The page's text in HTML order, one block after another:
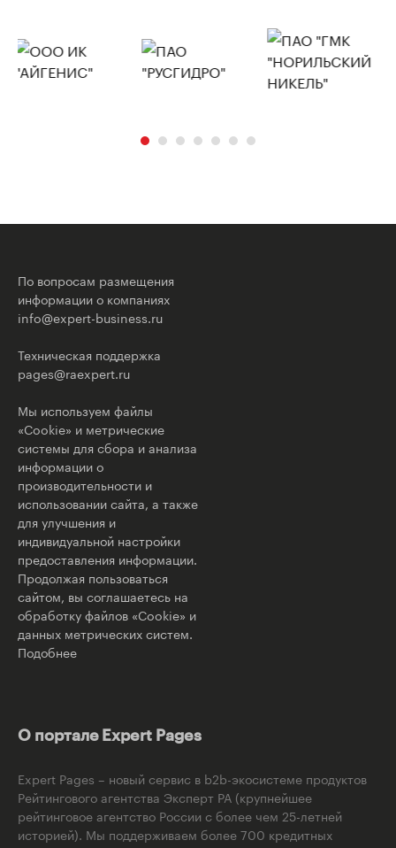
По вопросам размещения
информации о компаниях
info@expert-business.ru
Техническая поддержка
pages@raexpert.ru
Мы используем файлы
«Cookie» и метрические
системы для сбора и анализа
информации о
производительности и
использовании сайта, а также
для улучшения и
индивидуальной настройки
предоставления информации.
Продолжая пользоваться
сайтом, вы соглашаетесь на
обработку файлов «Cookie» и
данных метрических систем.
Подобнее
О портале Expert Pages
Expert Pages – новый сервис в b2b-экосистеме продуктов
Рейтингового агентства Эксперт РА (крупнейшее
рейтинговое агентство России с более чем 25-летней
историей). Мы поддерживаем более 700 кредитных